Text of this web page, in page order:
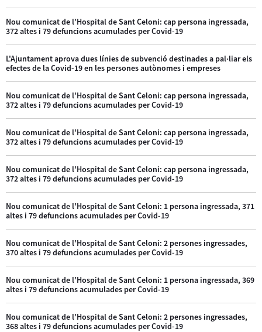
Nou comunicat de l'Hospital de Sant Celoni: cap persona ingressada,
372 altes i 79 defuncions acumulades per Covid-19
L'Ajuntament aprova dues línies de subvenció destinades a pal·liar els
efectes de la Covid-19 en les persones autònomes i empreses
Nou comunicat de l'Hospital de Sant Celoni: cap persona ingressada,
372 altes i 79 defuncions acumulades per Covid-19
Nou comunicat de l'Hospital de Sant Celoni: cap persona ingressada,
372 altes i 79 defuncions acumulades per Covid-19
Nou comunicat de l'Hospital de Sant Celoni: cap persona ingressada,
372 altes i 79 defuncions acumulades per Covid-19
Nou comunicat de l'Hospital de Sant Celoni: 1 persona ingressada, 371
altes i 79 defuncions acumulades per Covid-19
Nou comunicat de l'Hospital de Sant Celoni: 2 persones ingressades,
370 altes i 79 defuncions acumulades per Covid-19
Nou comunicat de l'Hospital de Sant Celoni: 1 persona ingressada, 369
altes i 79 defuncions acumulades per Covid-19
Nou comunicat de l'Hospital de Sant Celoni: 2 persones ingressades,
368 altes i 79 defuncions acumulades per Covid-19